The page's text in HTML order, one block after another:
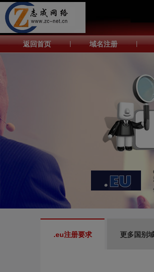
返回首页 | 域名注册 |
.eu注册要求 更多国别